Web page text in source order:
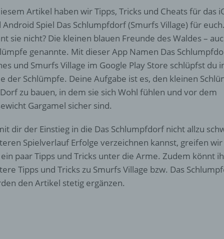
Artikel haben wir Tipps, Tricks und Cheats für das
Android Spiel Das Schlumpfdorf (Smurfs Village) für
sie nicht? Die kleinen blauen Freunde des Waldes –
genannte. Mit dieser App Namen Das
und Smurfs Village im Google Play Store schlüpfst du
der Schlümpfe. Deine Aufgabe ist es, den kleinen
zu bauen, in dem sie sich Wohl fühlen und vor dem
Gargamel sicher sind.
dir der Einstieg in die Das Schlumpfdorf nicht allzu
Spielverlauf Erfolge verzeichnen kannst, greifen
paar Tipps und Tricks unter die Arme. Zudem könnt
Tipps und Tricks zu Smurfs Village bzw. Das
den Artikel stetig ergänzen.